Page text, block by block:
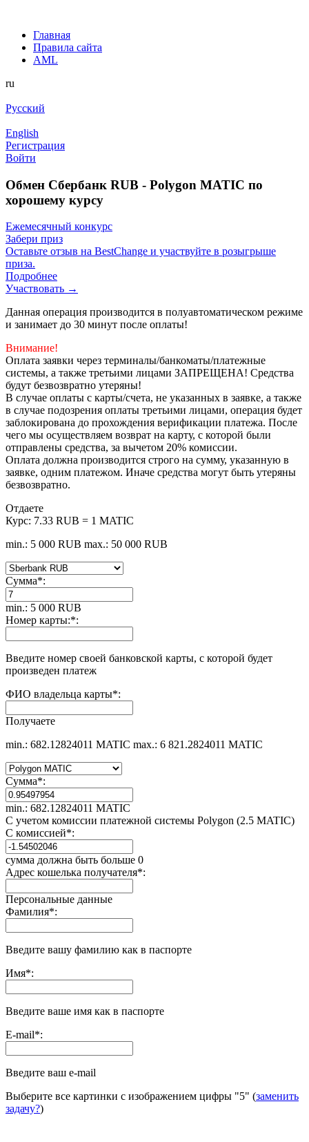
Главная
Правила сайта
AML
ru
Русский
English
Регистрация
Войти
Обмен Сбербанк RUB - Polygon MATIC по
хорошему курсу
Ежемесячный конкурс
Забери приз
Оставьте отзыв на BestChange и участвуйте в розыгрыше
приза.
Подробнее
Участвовать →
Данная операция производится в полуавтоматическом режиме
и занимает до 30 минут после оплаты!
Внимание!
Оплата заявки через терминалы/банкоматы/платежные
системы, а также третьими лицами ЗАПРЕЩЕНА! Средства
будут безвозвратно утеряны!
В случае оплаты с карты/счета, не указанных в заявке, а также
в случае подозрения оплаты третьими лицами, операция будет
заблокирована до прохождения верификации платежа. После
чего мы осуществляем возврат на карту, с которой были
отправлены средства, за вычетом 20% комиссии.
Оплата должна производится строго на сумму, указанную в
заявке, одним платежом. Иначе средства могут быть утеряны
безвозвратно.
Отдаете
Курс: 7.33 RUB = 1 MATIC
min.: 5 000 RUB max.: 50 000 RUB
Сумма*:
min.: 5 000 RUB
Номер карты:*:
Введите номер своей банковской карты, с которой будет
произведен платеж
ФИО владельца карты*:
Получаете
min.: 682.12824011 MATIC max.: 6 821.2824011 MATIC
Сумма*:
min.: 682.12824011 MATIC
С учетом комиссии платежной системы Polygon (2.5 MATIC)
С комиссией*:
сумма должна быть больше 0
Адрес кошелька получателя*:
Персональные данные
Фамилия*:
Введите вашу фамилию как в паспорте
Имя*:
Введите ваше имя как в паспорте
E-mail*:
Введите ваш e-mail
Выберите все картинки с изображением цифры "5" (заменить
задачу?)